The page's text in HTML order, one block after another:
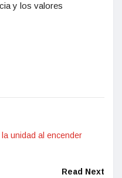
y los valores
unidad al encender
Read Next